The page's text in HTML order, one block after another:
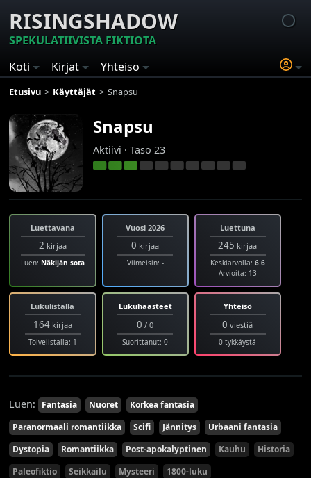
RISINGSHADOW
SPEKULATIIVISTA FIKTIOTA
Koti
Kirjat Yhteisö
Etusivu Käyttäjät Snapsu
Snapsu
Aktiivi · Taso 23
Luettavana
2 kirjaa
Luen: Näkijän sota
Vuosi 2026
0 kirjaa
Viimeisin: -
Luettuna
245 kirjaa
Keskiarvolla: 6.6
Arvioita: 13
Lukulistalla
164kirjaa
Toivelistalla: 1
Lukuhaasteet
0 / 0
Suorittanut: 0
Yhteisö
0 viestiä
0 tykkäystä
Luen: Fantasia Nuoret
Korkea fantasia
Paranormaali romantiikka
Scifi Jännitys
Urbaani fantasia
Dystopia
Romantiikka Post-apokalyptinen Kauhu
Historia
Paleofiktio
Seikkailu Mysteeri
1800-luku